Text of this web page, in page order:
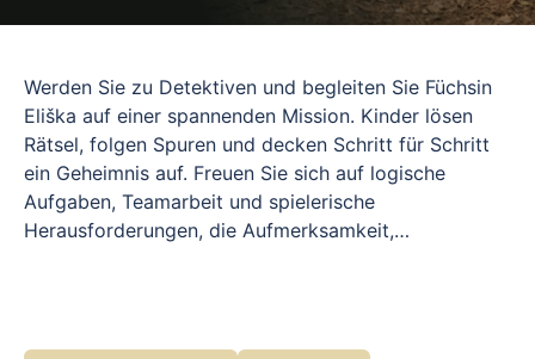
Werden Sie zu Detektiven und begleiten Sie Füchsin
Eliška auf einer spannenden Mission. Kinder lösen
Rätsel, folgen Spuren und decken Schritt für Schritt
ein Geheimnis auf. Freuen Sie sich auf logische
Aufgaben, Teamarbeit und spielerische
Herausforderungen, die Aufmerksamkeit,
Alters. Füchsin Eliška führt durch die Geschichte und